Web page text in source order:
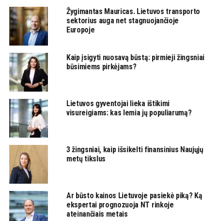
Žygimantas Mauricas. Lietuvos transporto
sektorius auga net stagnuojančioje
Europoje
Kaip įsigyti nuosavą būstą: pirmieji žingsniai
būsimiems pirkėjams?
Lietuvos gyventojai lieka ištikimi
visureigiams: kas lemia jų populiarumą?
3 žingsniai, kaip išsikelti finansinius Naujųjų
metų tikslus
Ar būsto kainos Lietuvoje pasiekė piką? Ką
ekspertai prognozuoja NT rinkoje
ateinančiais metais